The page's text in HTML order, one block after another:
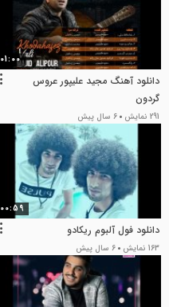
01:00
دانلود آهنگ مجید علیپور عروس
گردون
291 نمایش 6 سال پیش
00:59
دانلود فول آلبوم ریکادو
163 نمایش 6 سال پیش